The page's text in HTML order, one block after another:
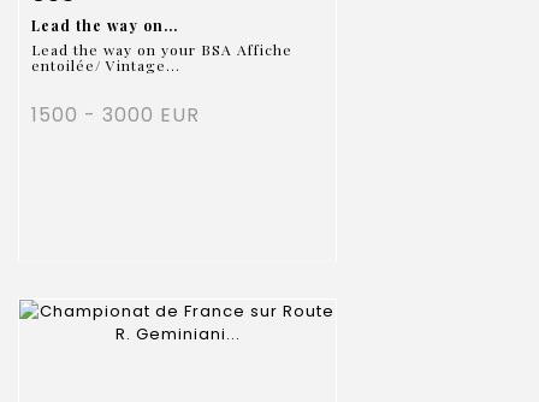
Lead the way on...
Lead the way on your BSA Affiche
entoilée/ Vintage...
1500 - 3000 EUR